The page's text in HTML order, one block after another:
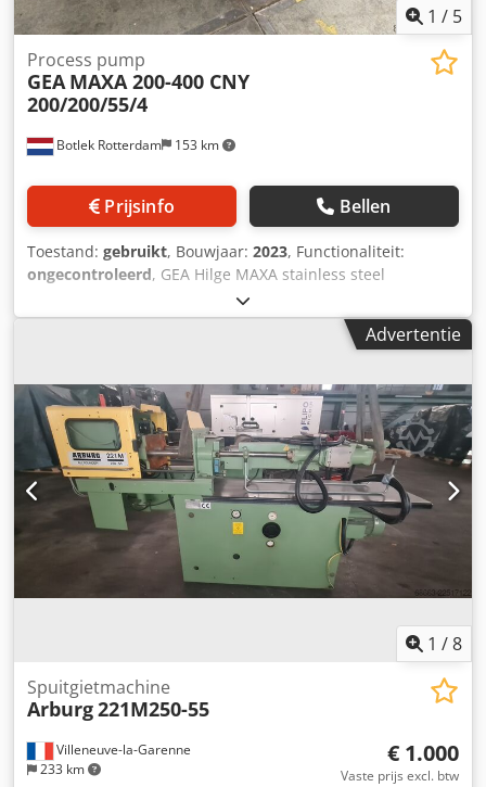
1 / 5
Botlek Rotterdam 153 km
Process pump
GEA MAXA 200-400 CNY
200/200/55/4
Prijsinfo Bellen
Toestand: gebruikt, Bouwjaar: 2023, Functionaliteit:
ongecontroleerd, GEA Hilge MAXA stainless steel
centrifugal process pump in excellent condition.
Specifications: Manufacturer: GEA Hilge Type: MAXA 200-
400 CNY 200/200/55/4 Year of manufacture: 05/2023
Siemens IE3 electric motor Speed: 1,450 rpm Stainless
steel pump housing Complete plug-in unit with motor,
coupling and base frame Suitable for food, beverage,
dairy, pharmaceutical and chemical industries The pump
is sold as is, where is, without warranty. Dedpfozrm I Njx
Ak Ajck Delivery: EXW Rotterdam, The Netherlands, loaded
onto your truck. Inspection is possible by appointment.
Advertentie
1 /8
Villeneuve-la-Garenne
233 km
Spuitgietmachine
Arburg221M250-55
€ 1.000
Vaste prijs excl. btw